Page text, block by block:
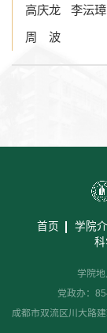
高庆龙 李沄璋
周 波
首页 学院
学院地
党政办：
成都市双流区川大路